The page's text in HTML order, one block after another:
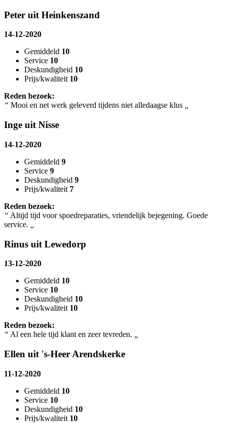
Peter uit Heinkenszand
14-12-2020
Gemiddeld 10
Service 10
Deskundigheid 10
Prijs/kwaliteit 10
Reden bezoek:
“ Mooi en net werk geleverd tijdens niet alledaagse klus „
Inge uit Nisse
14-12-2020
Gemiddeld 9
Service 9
Deskundigheid 9
Prijs/kwaliteit 7
Reden bezoek:
“ Altijd tijd voor spoedreparaties, vriendelijk bejegening. Goede
service.
Rinus uit Lewedorp
13-12-2020
Gemiddeld 10
Service 10
Deskundigheid 10
Prijs/kwaliteit 10
Reden bezoek:
“ Al een hele tijd klant en zeer tevreden.
Ellen uit 's-Heer Arendskerke
11-12-2020
Gemiddeld 10
Service 10
Deskundigheid 10
Prijs/kwaliteit 10